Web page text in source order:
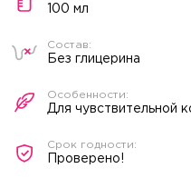
100 мл
Без глицерина
Для чувствительной
Проверено!